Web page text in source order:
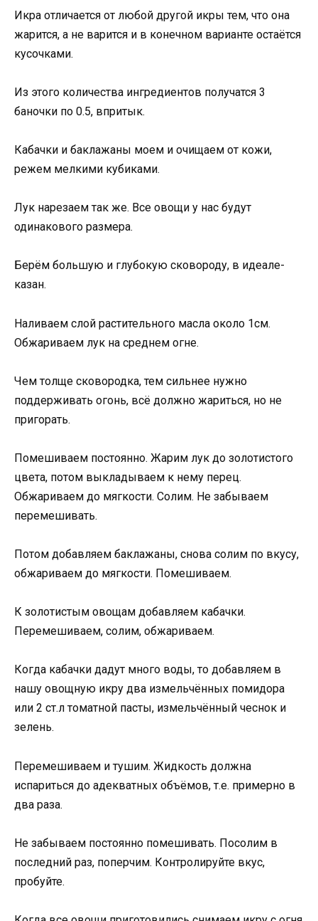
Икра отличается от любой другой икры тем, что она
жарится, а не варится и в конечном варианте остаётся
кусочками.
Из этого количества ингредиентов получатся 3
баночки по 0.5, впритык.
Кабачки и баклажаны моем и очищаем от кожи,
режем мелкими кубиками.
Лук нарезаем так же. Все овощи у нас будут
одинакового размера.
Берём большую и глубокую сковороду, в идеале-
казан.
Наливаем слой растительного масла около 1см.
Обжариваем лук на среднем огне.
Чем толще сковородка, тем сильнее нужно
поддерживать огонь, всё должно жариться, но не
пригорать.
Помешиваем постоянно. Жарим лук до золотистого
цвета, потом выкладываем к нему перец.
Обжариваем до мягкости. Солим. Не забываем
перемешивать.
Потом добавляем баклажаны, снова солим по вкусу,
обжариваем до мягкости. Помешиваем.
К золотистым овощам добавляем кабачки.
Перемешиваем, солим, обжариваем.
Когда кабачки дадут много воды, то добавляем в
нашу овощную икру два измельчённых помидора
или 2 ст.л томатной пасты, измельчённый чеснок и
зелень.
Перемешиваем и тушим. Жидкость должна
испариться до адекватных объёмов, т.е. примерно в
два раза.
Не забываем постоянно помешивать. Посолим в
последний раз, поперчим. Контролируйте вкус,
пробуйте.